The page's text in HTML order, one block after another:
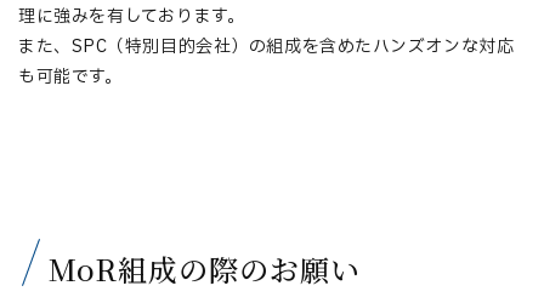
理に強みを有しております。
また、SPC（特別目的会社）の組成を含めたハンズオンな対応
も可能です。
MoR組成の際のお願い